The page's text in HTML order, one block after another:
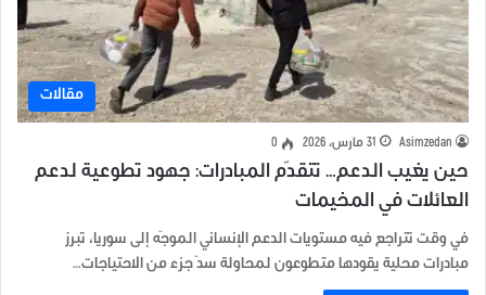
مقالات
Asimzedan 31 مارس، 2026 0
حين يغيب الدعم… تتقدّم المبادرات: جهود تطوعية لدعم
العائلات في المخيمات
في وقت تتراجع فيه مستويات الدعم الإنساني الموجّه إلى سوريا، تبرز
مبادرات محلية يقودها متطوعون لمحاولة سدّ جزء من الاحتياجات…